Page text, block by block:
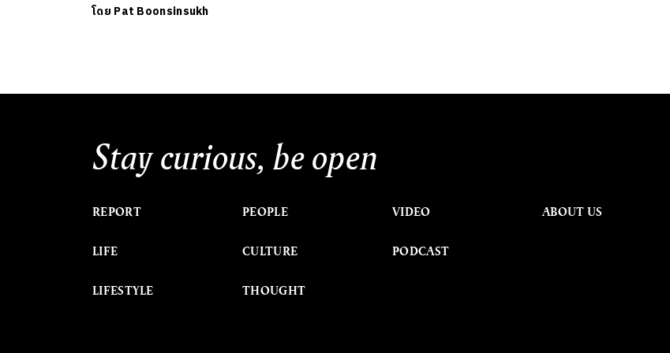
โดย Pat Boonsinsukh
Stay curious, be open
REPORT
LIFE
LIFESTYLE
PEOPLE
CULTURE
THOUGHT
VIDEO
PODCAST
ABOUT US